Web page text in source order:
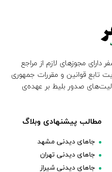
مجوزهای لازم از مراجع
تابع قوانین و مقررات جمهوری
صدور بلیط بر عهده‌ی
مطالب پیشنهادی وبلاگ
جاهای دیدنی مشهد
جاهای دیدنی تهران
جاهای دیدنی شیراز